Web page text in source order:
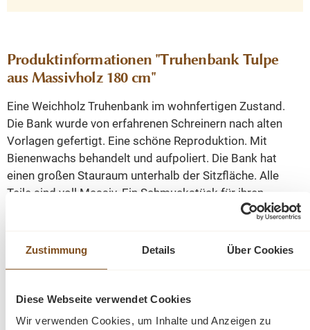
Zustimmung Details Über Cookies
Diese Webseite verwendet Cookies
Wir verwenden Cookies, um Inhalte und Anzeigen zu
Produktinformationen "Truhenbank Tulpe
aus Massivholz 180 cm"
Eine Weichholz Truhenbank im wohnfertigen Zustand.
Die Bank wurde von erfahrenen Schreinern nach alten
Vorlagen gefertigt. Eine schöne Reproduktion. Mit
Bienenwachs behandelt und aufpoliert. Die Bank hat
einen großen Stauraum unterhalb der Sitzfläche. Alle
Teile sind voll Massiv. Ein Schmuckstück für ihren
Kiefer, weiß patiniert lieferbar.
Tiefe: 50 cm.